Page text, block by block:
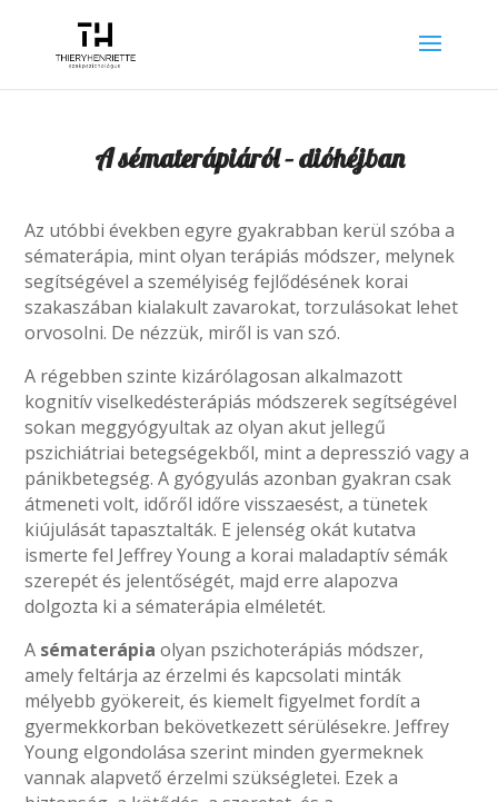
A sématerápiáról – dióhéjban
Az utóbbi években egyre gyakrabban kerül szóba a
sématerápia, mint olyan terápiás módszer, melynek
segítségével a személyiség fejlődésének korai
szakaszában kialakult zavarokat, torzulásokat lehet
orvosolni. De nézzük, miről is van szó.
A régebben szinte kizárólagosan alkalmazott
kognitív viselkedésterápiás módszerek segítségével
sokan meggyógyultak az olyan akut jellegű
pszichiátriai betegségekből, mint a depresszió vagy a
pánikbetegség. A gyógyulás azonban gyakran csak
átmeneti volt, időről időre visszaesést, a tünetek
kiújulását tapasztalták. E jelenség okát kutatva
ismerte fel Jeffrey Young a korai maladaptív sémák
szerepét és jelentőségét, majd erre alapozva
dolgozta ki a sématerápia elméletét.
A sématerápia olyan pszichoterápiás módszer,
amely feltárja az érzelmi és kapcsolati minták
mélyebb gyökereit, és kiemelt figyelmet fordít a
gyermekkorban bekövetkezett sérülésekre. Jeffrey
Young elgondolása szerint minden gyermeknek
vannak alapvető érzelmi szükségletei. Ezek a